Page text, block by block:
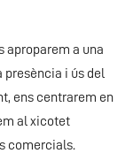
aproparem a una
i ús del
ens centrarem en
al xicotet
comercials.